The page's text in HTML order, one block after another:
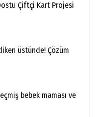
Çiftçi Kart Projesi
üstünde! Çözüm
bebek maması ve